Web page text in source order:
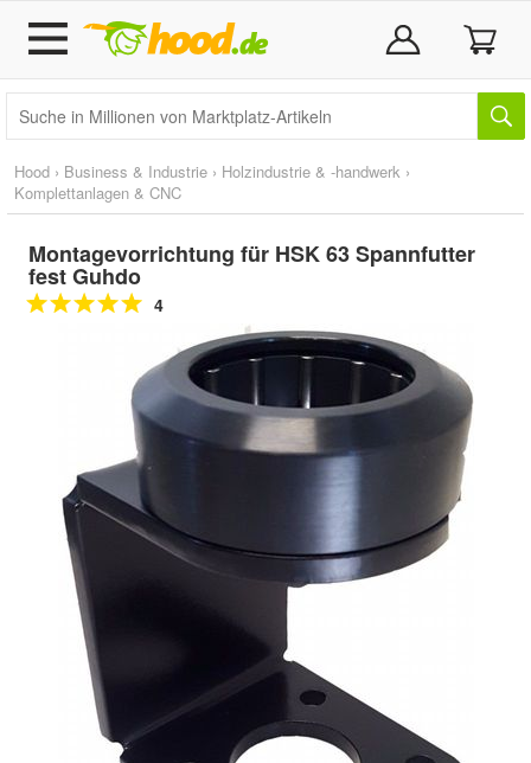
Hood › Business & Industrie › Holzindustrie & -handwerk ›
Komplettanlagen & CNC
Montagevorrichtung für HSK 63 Spannfutter
fest Guhdo
4